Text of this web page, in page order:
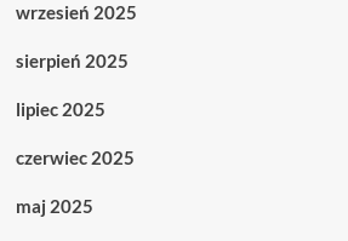
wrzesień 2025
sierpień 2025
lipiec 2025
czerwiec 2025
maj 2025